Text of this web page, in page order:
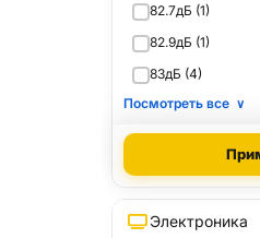
82.7дБ (1)
82.9дБ (1)
83дБ (4)
Посмотреть все ∨
Электроника